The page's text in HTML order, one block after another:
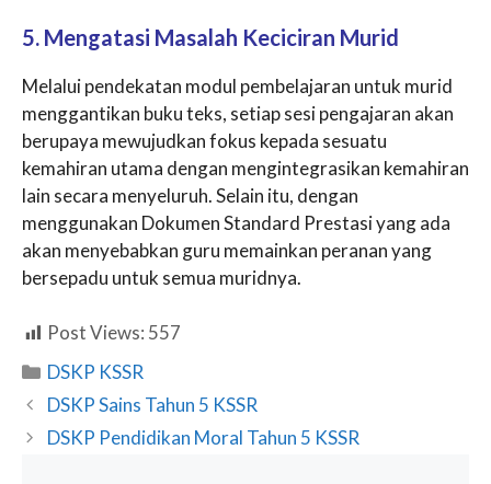
5. Mengatasi Masalah Keciciran Murid
Melalui pendekatan modul pembelajaran untuk murid
menggantikan buku teks, setiap sesi pengajaran akan
berupaya mewujudkan fokus kepada sesuatu
kemahiran utama dengan mengintegrasikan kemahiran
lain secara menyeluruh. Selain itu, dengan
menggunakan Dokumen Standard Prestasi yang ada
akan menyebabkan guru memainkan peranan yang
bersepadu untuk semua muridnya.
Post Views: 557
Categories
DSKP KSSR
DSKP Sains Tahun 5 KSSR
DSKP Pendidikan Moral Tahun 5 KSSR